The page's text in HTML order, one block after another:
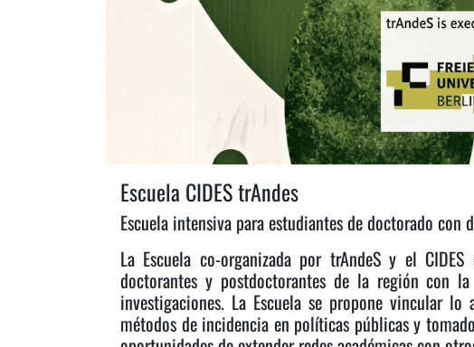
Escuela CIDES trAndes
Escuela intensiva para estudiantes de doctorado
La Escuela co-organizada por trAndeS y el
doctorantes y postdoctorantes de la región con
investigaciones. La Escuela se propone vincular
métodos de incidencia en políticas públicas y